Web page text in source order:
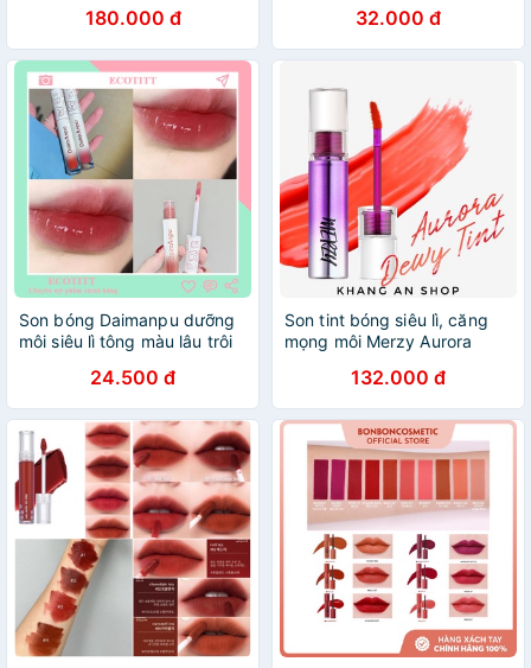
180.000 đ 32.000 đ
Son bóng Daimanpu dưỡng
môi siêu lì tông màu lâu trôi
24.500 đ
Son tint bóng siêu lì, căng
mọng môi Merzy Aurora
132.000 đ